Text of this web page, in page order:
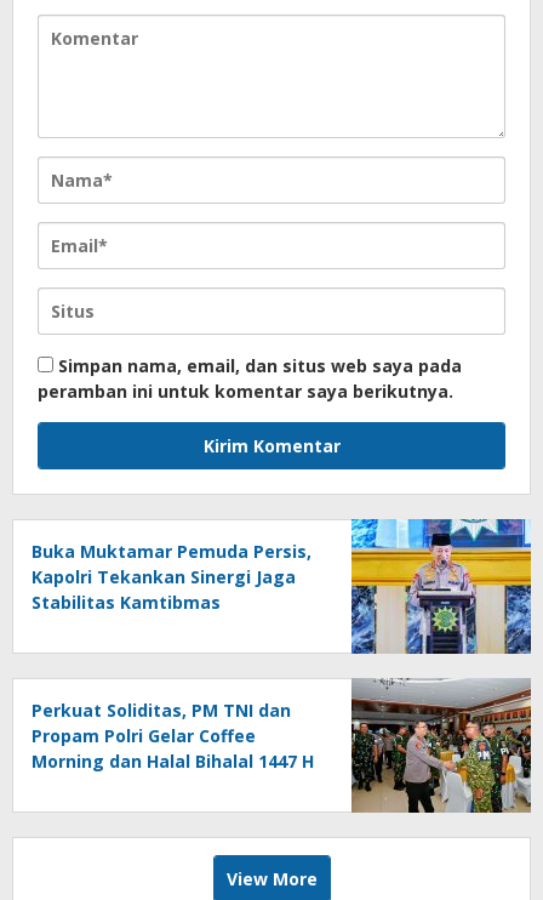
Simpan nama, email, dan situs web saya pada
peramban ini untuk komentar saya berikutnya.
Buka Muktamar Pemuda Persis,
Kapolri Tekankan Sinergi Jaga
Stabilitas Kamtibmas
Perkuat Soliditas, PM TNI dan
Propam Polri Gelar Coffee
Morning dan Halal Bihalal 1447 H
View More